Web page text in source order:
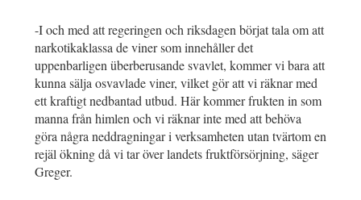
-I och med att regeringen och riksdagen börjat tala om att
narkotikaklassa de viner som innehåller det
uppenbarligen überberusande svavlet, kommer vi bara att
kunna sälja osvavlade viner, vilket gör att vi räknar med
ett kraftigt nedbantad utbud. Här kommer frukten in som
manna från himlen och vi räknar inte med att behöva
göra några neddragningar i verksamheten utan tvärtom en
rejäl ökning då vi tar över landets fruktförsörjning, säger
Greger.